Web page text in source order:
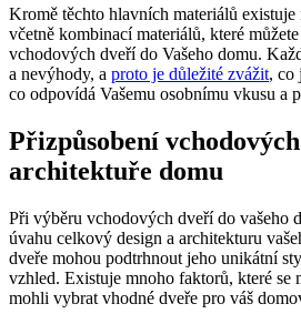
Kromě těchto hlavních materiálů
včetně kombinací materiálů, které
vchodových dveří do Vašeho domu.
a nevýhody, a proto je důležité zvážit, co
co odpovídá Vašemu osobnímu vkusu a
Přizpůsobení
architektuře domu
Při výběru vchodových dveří do vašeho
úvahu celkový design a architekturu
dveře mohou podtrhnout jeho unikátní
vzhled. Existuje mnoho faktorů, které se
mohli vybrat vhodné dveře pro váš